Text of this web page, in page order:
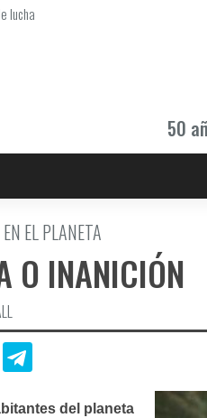
lucha
50
EL PLANETA
O INANICIÓN
del planeta